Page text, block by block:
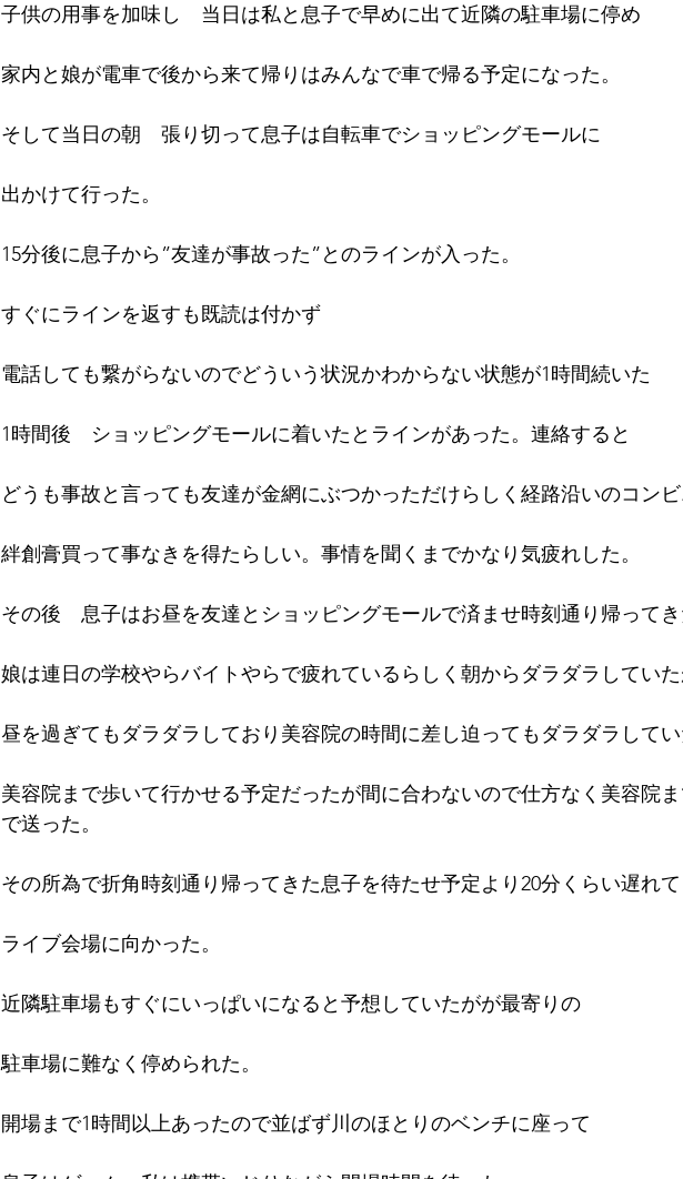
子供の用事を加味し　当日は私と息子で早めに出て近隣の駐車場に停め
家内と娘が電車で後から来て帰りはみんなで車で帰る予定になった。
そして当日の朝　張り切って息子は自転車でショッピングモールに
出かけて行った。
15分後に息子から”友達が事故った”とのラインが入った。
すぐにラインを返すも既読は付かず
電話しても繋がらないのでどういう状況かわからない状態が1時間続いた
1時間後　ショッピングモールに着いたとラインがあった。連絡すると
どうも事故と言っても友達が金網にぶつかっただけらしく経路沿いのコン
絆創膏買って事なきを得たらしい。事情を聞くまでかなり気疲れした。
その後　息子はお昼を友達とショッピングモールで済ませ時刻通り帰って
娘は連日の学校やらバイトやらで疲れているらしく朝からダラダラしてい
昼を過ぎてもダラダラしており美容院の時間に差し迫ってもダラダラして
美容院まで歩いて行かせる予定だったが間に合わないので仕方なく美容院
で送った。
その所為で折角時刻通り帰ってきた息子を待たせ予定より20分くらい遅れて
ライブ会場に向かった。
近隣駐車場もすぐにいっぱいになると予想していたがが最寄りの
駐車場に難なく停められた。
開場まで1時間以上あったので並ばず川のほとりのベンチに座って